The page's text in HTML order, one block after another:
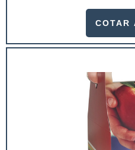
algo importante para
atuar como uma
as vendas. Serviço com
COTAR